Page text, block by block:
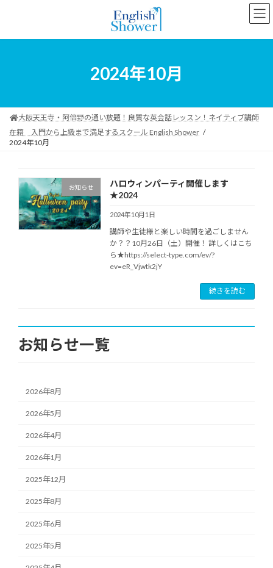
ン
ー
2024年10月
大阪天王寺・阿倍野の通い放題！良質な英会話レッスン！ネイティブ講師
在籍 入門から上級まで満足するスクール English Shower
2024年10月
お知らせ
ハロウィンパーティ開催します
★2024
2024年10月1日
講師や生徒様と楽しい時間を過ごしません
か？？10月26日（土）開催！ 詳しくはこち
ら★https://select-type.com/ev/?
ev=eR_Vjwtk2jY
続きを読む
お知らせ一覧
2026年8月
2026年5月
2026年4月
2026年1月
2025年12月
2025年8月
2025年6月
2025年5月